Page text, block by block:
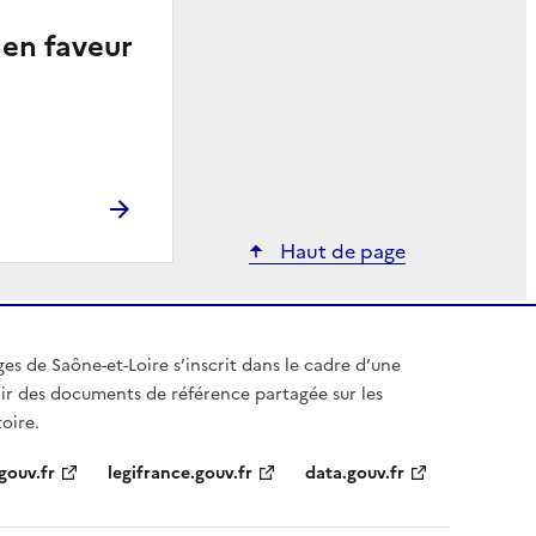
faveur
Haut de page
de Saône-et-Loire s’inscrit dans le cadre d’une
documents de référence partagée sur les
legifrance.gouv.fr data.gouv.fr